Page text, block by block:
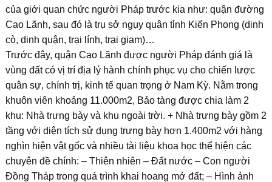
của giới quan chức người Pháp trước kia như: quận đường
Cao Lãnh, sau đó là trụ sở ngụy quân tỉnh Kiến Phong (dinh
cò, dinh quận, trại lính, trại giam)…
Trước đây, quận Cao Lãnh được người Pháp đánh giá là
vùng đất có vị trí địa lý hành chính phục vụ cho chiến lược
quân sự, chính trị, kinh tế quan trọng ở Nam Kỳ. Nằm trong
khuôn viên khoảng 11.000m2, Bảo tàng được chia làm 2
khu: Nhà trưng bày và khu ngoài trời. + Nhà trưng bày gồm 2
tầng với diện tích sử dụng trưng bày hơn 1.400m2 với hàng
nghìn hiện vật gốc và nhiều tài liệu khoa học thể hiện các
chuyên đề chính: – Thiên nhiên – Đất nước – Con người
Đồng Tháp trong quá trình khai hoang mở đất; – Hình ảnh